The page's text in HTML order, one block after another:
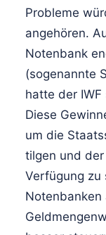
Probleme
angehören.
Notenbank
(sogenannte
hatte der
Diese
um die
tilgen und
Verfügung zu
Notenbanken